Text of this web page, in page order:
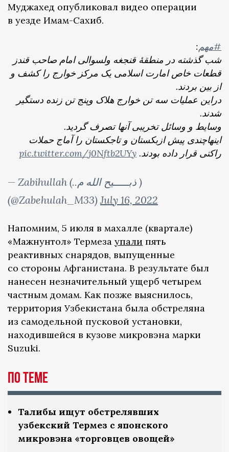
Муджахед опубликовал видео операции
в уезде Имам-Сахиб.
#مهم:
شب گذشته در منطقهٔ قنجغه ولسوالی امام صاحب قندز
قطعات خاص امارت اسلامی یک مرکز خوارج را کشف و
از بین بردند.
دراین عملیات سه تن خوارج هلاک وپنج تن زنده دستگیر
شدند.
وسایط و وسائل تخریبی آنها تصرف گردید.
اینهاچندی پیش ازبکستان و تاجکستان را آماج حملات
راکتی قرار داده بودند. pic.twitter.com/j0Nftb2UYy
— Zabihullah (..ذبـــــیح الله م )
(@Zabehulah_M33)July 16, 2022
Напомним, 5 июля в махалле (квартале)
«Мажнунтол» Термеза упали пять
реактивных снарядов, выпущенные
со стороны Афганистана. В результате был
нанесен незначительный ущерб четырем
частным домам. Как позже выяснилось,
территория Узбекистана была обстреляна
из самодельной пусковой установки,
находившейся в кузове микровэна марки
Suzuki.
По теме
Талибы ищут обстрелявших
узбекский Термез с японского
микровэна «торговцев овощей»